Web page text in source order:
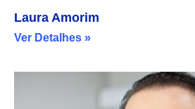
Laura Amorim
Ver Detalhes »